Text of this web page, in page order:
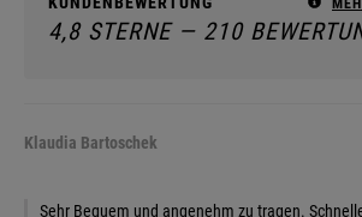
4,8 STERNE — 210
Klaudia Bartoschek
Sehr Bequem und angenehm zu tragen.